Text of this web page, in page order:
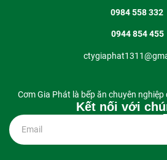
0984 558 332
0944 854 455
Cơm Gia Phát là bếp ăn chuyên
Kết nối với